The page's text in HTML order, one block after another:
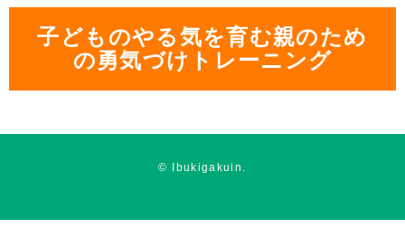
子どものやる気を育む親のため
の勇気づけトレーニング
© Ibukigakuin.